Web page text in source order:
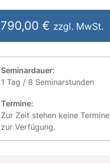
790,00 € zzgl. MwSt.
Seminardauer:
1 Tag / 8 Seminarstunden
Termine:
Zur Zeit stehen keine Termine
zur Verfügung.